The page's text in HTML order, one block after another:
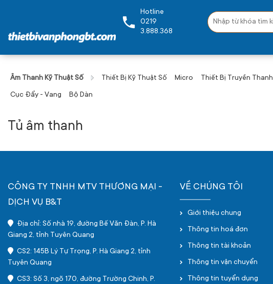
Hotline
0219
3.888.368
Âm Thanh Kỹ Thuật Số Thiết Bị Kỹ Thuật Số Micro Thiết Bị Truyền Thanh
Cục Đẩy - Vang Bộ Dàn
Tủ âm thanh
CÔNG TY TNHH MTV THƯƠNG MẠI -
DỊCH VỤ B&T
Địa chỉ: Số nhà 19, đường Bế Văn Đàn, P. Hà
Giang 2, tỉnh Tuyên Quang
CS2: 145B Lý Tự Trọng, P. Hà Giang 2, tỉnh
Tuyên Quang
CS3: Số 3, ngõ 170, đường Trường Chinh, P.
VỀ CHÚNG TÔI
Giới thiệu chung
Thông tin hoá đơn
Thông tin tài khoản
Thông tin vận chuyển
Thông tin tuyển dụng